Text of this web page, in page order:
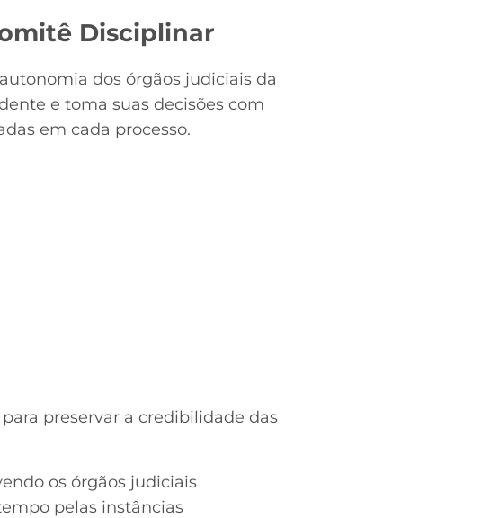
Disciplinar
dos órgãos judiciais da
e toma suas decisões com
em cada processo.
preservar a credibilidade das
os órgãos judiciais
pelas instâncias